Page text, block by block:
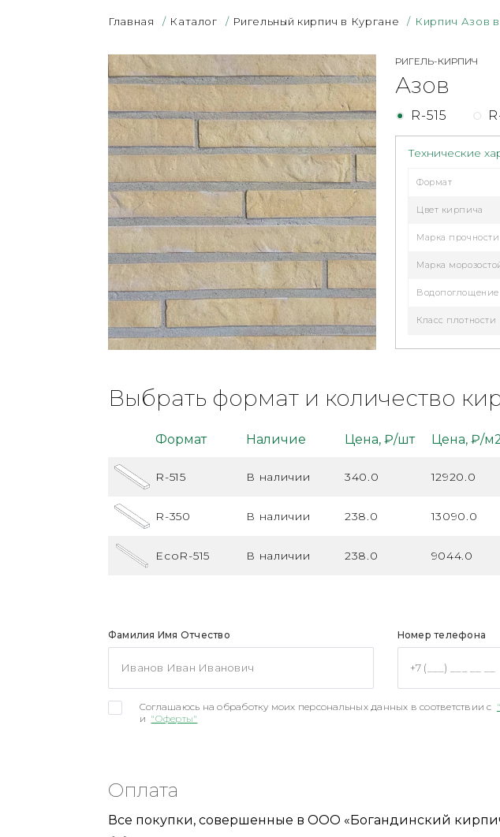
Главная / Каталог / Ригельный кирпич в Кургане / Кирпич Азов
РИГЕЛЬ-КИРПИЧ
Азов
R-515
Технические
Формат
Цвет кирпича
Марка прочности
Марка
Водопоглощение
Класс плотности
Выбрать формат и количество
Формат Наличие Цена, ₽/шт Цена, ₽/
R-515 В наличии 340.0 12920.0
R-350 В наличии 238.0 13090.0
EcoR-515 В наличии 238.0 9044.0
Фамилия Имя Отчество Номер телефона
Соглашаюсь на обработку моих персональных данных в соответствии с
и "Оферты"
Оплата
Все покупки, совершенные в ООО «Богандинский